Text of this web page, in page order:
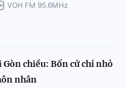
VOH FM 95.6MHz
Gòn chiều: Bốn cử chỉ nhỏ
nhân